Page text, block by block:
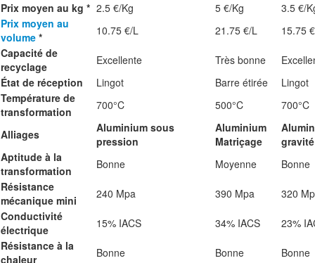
Prix moyen au kg * 2.5 €/Kg 5 €/Kg
3.5 €/
Prix moyen au
volume * 10.75 €/L 21.75 €/L
15.75
Capacité de
recyclage
Excellente Très bonne
État de réception
Lingot Barre étirée
Lingot
Température de
transformation
700°C 500°C 700°C
Alliages
Aluminium sous
pression
Aluminium
Matriçage
gravité
Aptitude à la
transformation
Bonne Moyenne
Bonne
Résistance
mécanique mini
240 Mpa 390 Mpa
320
Conductivité
électrique
15% IACS 34% IACS
23%
Résistance à la
chaleur
Bonne Bonne
Bonne